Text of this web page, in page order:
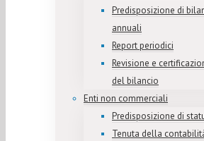
Predisposizione di
annuali
Report periodici
Revisione e
del bilancio
Enti non commerciali
Predisposizione di
Tenuta della